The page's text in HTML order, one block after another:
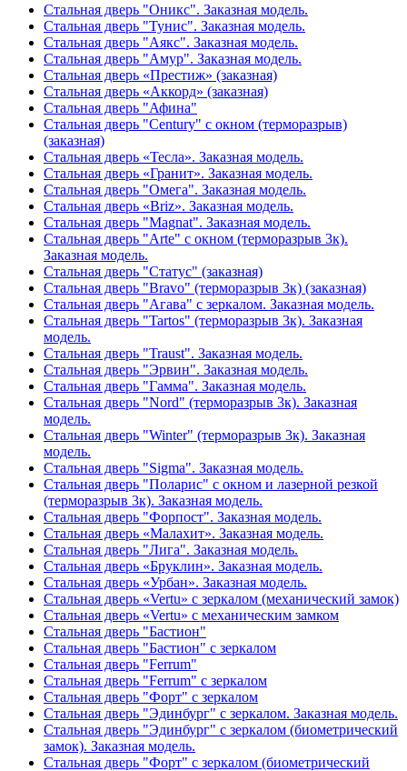
Стальная дверь "Оникс". Заказная модель.
Стальная дверь "Тунис". Заказная модель.
Стальная дверь "Аякс". Заказная модель.
Стальная дверь "Амур". Заказная модель.
Стальная дверь «Престиж» (заказная)
Стальная дверь «Аккорд» (заказная)
Стальная дверь "Афина"
Стальная дверь "Century" с окном (терморазрыв)
(заказная)
Стальная дверь «Тесла». Заказная модель.
Стальная дверь «Гранит». Заказная модель.
Стальная дверь "Омега". Заказная модель.
Стальная дверь «Briz». Заказная модель.
Стальная дверь "Magnat". Заказная модель.
Стальная дверь "Arte" с окном (терморазрыв 3к).
Заказная модель.
Стальная дверь "Статус" (заказная)
Стальная дверь "Bravo" (терморазрыв 3к) (заказная)
Стальная дверь "Агава" с зеркалом. Заказная модель.
Стальная дверь "Tartos" (терморазрыв 3к). Заказная
модель.
Стальная дверь "Traust". Заказная модель.
Стальная дверь "Эрвин". Заказная модель.
Стальная дверь "Гамма". Заказная модель.
Стальная дверь "Nord" (терморазрыв 3к). Заказная
модель.
Стальная дверь "Winter" (терморазрыв 3к). Заказная
модель.
Стальная дверь "Sigma". Заказная модель.
Стальная дверь "Поларис" с окном и лазерной резкой
(терморазрыв 3к). Заказная модель.
Стальная дверь "Форпост". Заказная модель.
Стальная дверь «Малахит». Заказная модель.
Стальная дверь "Лига". Заказная модель.
Стальная дверь «Бруклин». Заказная модель.
Стальная дверь «Урбан». Заказная модель.
Стальная дверь «Vertu» с зеркалом (механический замок)
Стальная дверь «Vertu» с механическим замком
Стальная дверь "Бастион"
Стальная дверь "Бастион" с зеркалом
Стальная дверь "Ferrum"
Стальная дверь "Ferrum" с зеркалом
Стальная дверь "Форт" с зеркалом
Стальная дверь "Эдинбург" с зеркалом. Заказная модель.
Стальная дверь "Эдинбург" с зеркалом (биометрический
замок). Заказная модель.
Стальная дверь "Форт" с зеркалом (биометрический